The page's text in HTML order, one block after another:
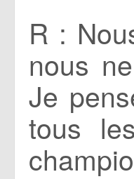
R :
nous
Je
tous